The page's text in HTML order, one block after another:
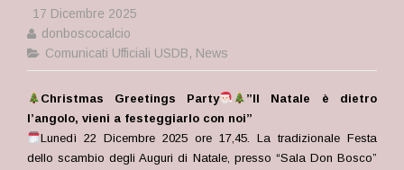
17 Dicembre 2025
donboscocalcio
Comunicati Ufficiali USDB, News
Christmas Greetings Party
”Il Natale è dietro
l’angolo, vieni a festeggiarlo con noi”
Lunedì 22 Dicembre 2025 ore 17,45. La tradizionale Festa
dello scambio degli Auguri di Natale, presso “Sala Don Bosco”